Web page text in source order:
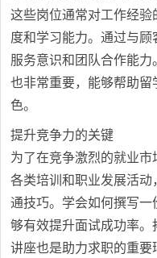
这些岗位通常对工作经
度和学习能力。通过与
服务意识和团队合作能
也非常重要，能够帮助
色。
提升竞争力的关键
为了在竞争激烈的就业
各类培训和职业发展活
通技巧。学会如何撰写
够有效提升面试成功率
讲座也是助力求职的重要